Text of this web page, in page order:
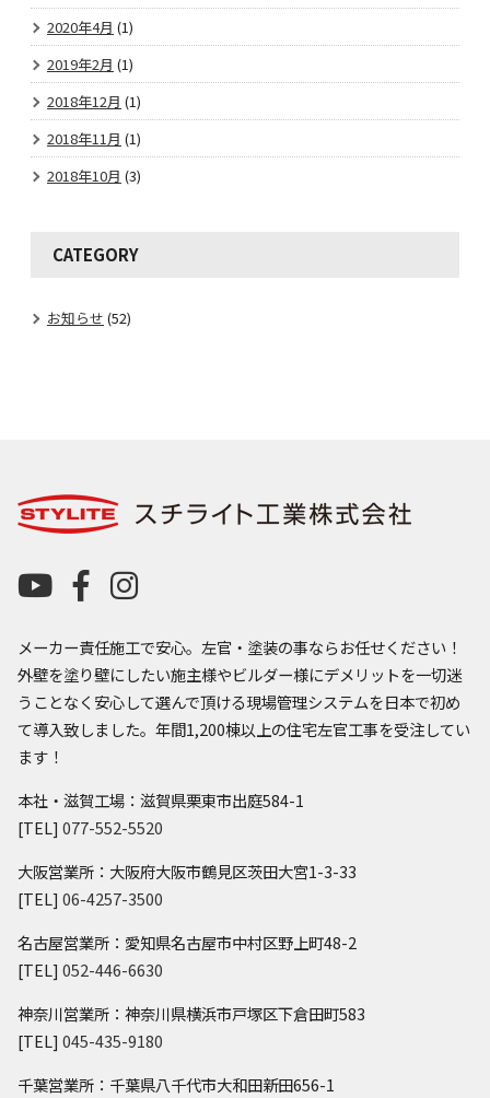
2020年4月 (1)
2019年2月 (1)
2018年12月 (1)
2018年11月 (1)
2018年10月 (3)
CATEGORY
お知らせ (52)
メーカー責任施工で安心。左官・塗装の事ならお任せください！
外壁を塗り壁にしたい施主様やビルダー様にデメリットを一切迷
うことなく安心して選んで頂ける現場管理システムを日本で初め
て導入致しました。年間1,200棟以上の住宅左官工事を受注してい
ます！
本社・滋賀工場：滋賀県栗東市出庭584-1
[TEL] 077-552-5520
大阪営業所：大阪府大阪市鶴見区茨田大宮1-3-33
[TEL] 06-4257-3500
名古屋営業所：愛知県名古屋市中村区野上町48-2
[TEL] 052-446-6630
神奈川営業所：神奈川県横浜市戸塚区下倉田町583
[TEL] 045-435-9180
千葉営業所：千葉県八千代市大和田新田656-1